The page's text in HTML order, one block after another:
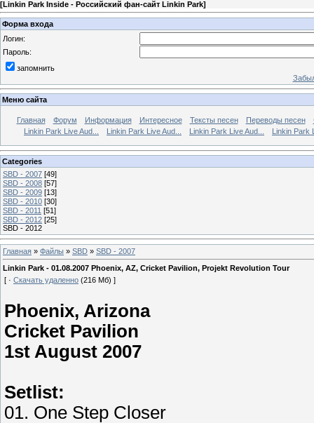
[Linkin Park Inside - Российский фан-сайт Linkin Park]
Форма входа
Логин:
Пароль:
запомнить
Меню сайта
Главная Форум Информация Интересное Тексты песен Переводы песен
Linkin Park Live Aud...
Linkin Park Live Aud... Linkin Park Live Aud... Linkin Park
Categories
SBD - 2007 [49]
SBD - 2008 [57]
SBD - 2009 [13]
SBD - 2010 [30]
SBD - 2011 [51]
SBD - 2012 [25]
SBD - 2012
Главная » Файлы » SBD » SBD - 2007
Linkin Park - 01.08.2007 Phoenix, AZ, Cricket Pavilion, Projekt Revolution Tour
[ · Скачать удаленно (216 Мб) ]
Phoenix, Arizona
Cricket Pavilion
1st August 2007
Setlist:
01. One Step Closer